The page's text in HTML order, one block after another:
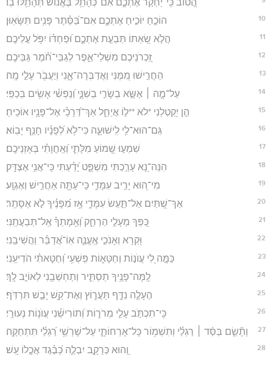
הֲ֭טוֹב כִּֽי־יַחְקֹ֣ר אֶתְכֶ֑ם אִם־כְּהָתֵ֥ל בֶּ֝אֱנ֗וֹשׁ תְּהָתֵ֥לּוּ בֽוֹ׃
10 הוֹכֵ֣חַ יוֹכִ֣יחַ אֶתְכֶ֑ם אִם־בַּ֝סֵּ֗תֶר פָּנִ֥ים תִּשָּׂאֽוּן׃
11 הֲלֹ֣א שְׂ֭אֵתוֹ תְּבַעֵ֣ת אֶתְכֶ֑ם וּ֝פַחְדּ֗וֹ יִפֹּ֥ל עֲלֵיכֶֽם׃
12 זִֽ֭כְרֹנֵיכֶם מִשְׁלֵי־אֵ֑פֶר לְגַבֵּי־חֹ֝֗מֶר גַּבֵּיכֶֽם׃
13 הַחֲרִ֣ישׁוּ מִ֭מֶּנִּי וַאֲדַבְּרָה־אָ֑נִי וְיַעֲבֹ֖ר עָלַ֣י מָֽה׃
14 עַל־מָ֤ה ׀ אֶשָּׂ֣א בְשָׂרִ֣י בְשִׁנָּ֑י וְ֝נַפְשִׁ֗י אָשִׂ֥ים בְּכַפִּֽי׃
15 הֵ֣ן יִ֭קְטְלֵנִי *לא **ל֣וֹ אֲיַחֵ֑ל אַךְ־דְּ֝רָכַ֗י אֶל־פָּנָ֥יו אוֹכִֽיחַ׃
16 גַּם־הוּא־לִ֥י לִֽישׁוּעָ֑ה כִּי־לֹ֥א לְ֝פָנָ֗יו חָנֵ֥ף יָבֽוֹא׃
17 שִׁמְע֣וּ שָׁ֭מוֹעַ מִלָּתִ֑י וְ֝אַֽחֲוָתִ֗י בְּאָזְנֵיכֶֽם׃
18 הִנֵּה־נָ֭א עָרַ֣כְתִּי מִשְׁפָּ֑ט יָ֝דַ֗עְתִּי כִּֽי־אֲנִ֥י אֶצְדָּֽק׃
19 מִי־ה֭וּא יָרִ֣יב עִמָּדִ֑י כִּֽי־עַתָּ֖ה אַחֲרִ֣ישׁ וְאֶגְוָֽע׃
20 אַךְ־שְׁ֭תַּיִם אַל־תַּ֣עַשׂ עִמָּדִ֑י אָ֥ז מִ֝פָּנֶ֗יךָ לֹ֣א אֶסָּתֵֽר׃
21 כַּ֭פְּךָ מֵעָלַ֣י הַרְחַ֑ק וְ֝אֵ֥מָתְךָ֗ אַֽל־תְּבַעֲתַֽנִּי׃
22 וּ֭קְרָא וְאָנֹכִ֣י אֶֽעֱנֶ֑ה אֽוֹ־אֲ֝דַבֵּ֗ר וַהֲשִׁיבֵֽנִי׃
23 כַּמָּ֣ה לִ֭י עֲוֺנ֣וֹת וְחַטָּא֑וֹת פִּֽשְׁעִ֥י וְ֝חַטָּאתִ֗י הֹדִיעֵֽנִי׃
24 לָֽמָּה־פָנֶ֥יךָ תַסְתִּ֑יר וְתַחְשְׁבֵ֖נִי לְאוֹיֵ֣ב לָֽךְ׃
25 הֶעָלֶ֣ה נִדָּ֣ף תַּעֲר֑וֹץ וְאֶת־קַ֖שׁ יָבֵ֣שׁ תִּרְדֹּֽף׃
26 כִּֽי־תִכְתֹּ֣ב עָלַ֣י מְרֹר֑וֹת וְ֝תוֹרִישֵׁ֗נִי עֲוֺנ֥וֹת נְעוּרָֽי׃
27 וְתָ֘שֵׂ֤ם בַּסַּ֨ד ׀ רַגְלַ֗י וְתִשְׁמ֥וֹר כָּל־אָרְחוֹתָ֑י עַל־שָׁרְשֵׁ֥י רַ֝גְלַ֗י תִּתְחַקֶּֽה׃
28 וְ֭הוּא כְּרָקָ֣ב יִבְלֶ֑ה כְּ֝בֶ֗גֶד אֲכָ֣לוֹ עָֽשׁ׃